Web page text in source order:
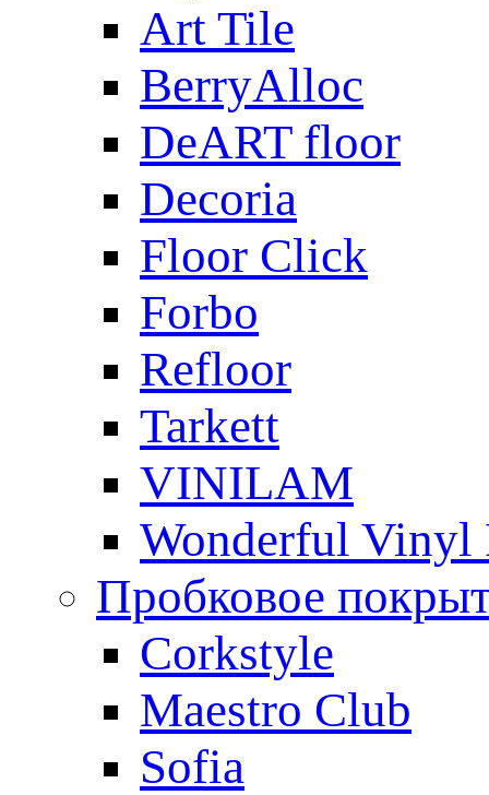
Art Tile
BerryAlloc
DeART floor
Decoria
Floor Click
Forbo
Refloor
Tarkett
VINILAM
Wonderful Vinyl
Пробковое
Corkstyle
Maestro Club
Sofia